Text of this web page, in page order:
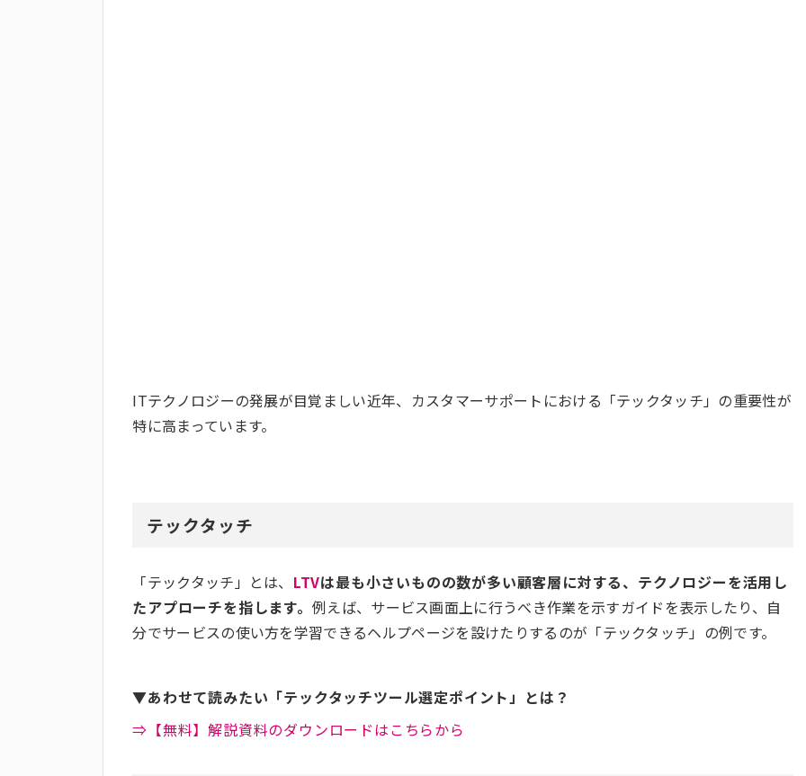
ITテクノロジーの発展が目覚ましい近年、カスタマーサポートにおける「テックタッチ」の重要性が
特に高まっています。
テックタッチ
「テックタッチ」とは、 LTVは最も小さいものの数が多い顧客層に対する、テクノロジーを活用し
たアプローチを指します。 例えば、サービス画面上に行うべき作業を示すガイドを表示したり、自
分でサービスの使い方を学習できるヘルプページを設けたりするのが「テックタッチ」の例です。
▼あわせて読みたい「テックタッチツール選定ポイント」とは？
⇒【無料】解説資料のダウンロードはこちらから